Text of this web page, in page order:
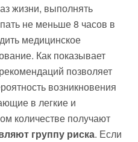
жизни, выполнять
не меньше 8 часов в
медицинское
Как показывает
позволяет
возникновения
в легкие и
количестве получают
группу риска. Если